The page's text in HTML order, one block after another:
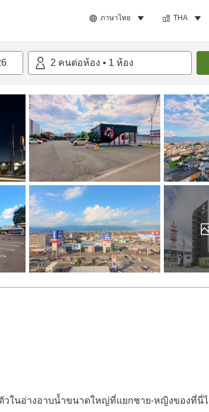
ภาษาไทย THA
2 คนต่อห้อง • 1 ห้อง
วในอ่างอาบน้ำขนาดใหญ่ที่แยกชาย-หญิงของที่นี่